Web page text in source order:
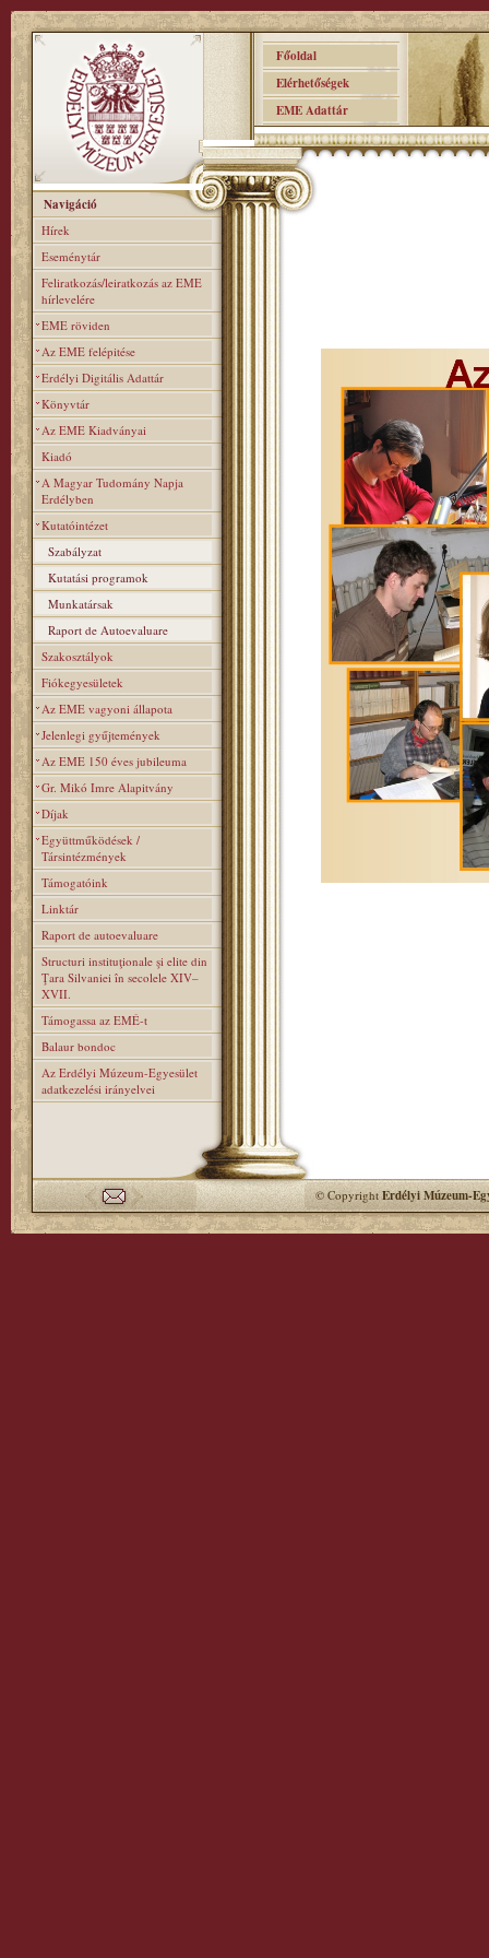
Főoldal
Elérhetőségek
EME Adattár
Navigáció
Hírek
Eseménytár
Feliratkozás/leiratkozás az EME
hírlevelére
EME röviden
Az EME felépitése
Erdélyi Digitális Adattár
Könyvtár
Az EME Kiadványai
Kiadó
A Magyar Tudomány Napja
Erdélyben
Kutatóintézet
Szabályzat
Kutatási programok
Munkatársak
Raport de Autoevaluare
Szakosztályok
Fiókegyesületek
Az EME vagyoni állapota
Jelenlegi gyűjtemények
Az EME 150 éves jubileuma
Gr. Mikó Imre Alapitvány
Díjak
Együttműködések /
Társintézmények
Támogatóink
Linktár
Raport de autoevaluare
Structuri instituţionale şi elite din
Ţara Silvaniei în secolele XIV–
XVII.
Támogassa az EMÉ-t
Balaur bondoc
Az Erdélyi Múzeum-Egyesület
adatkezelési irányelvei
© CopyrightErdélyi Múzeum-